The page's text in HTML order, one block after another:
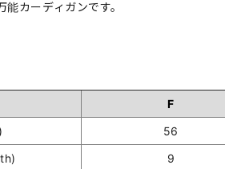
カーディガンです。
F
56
9